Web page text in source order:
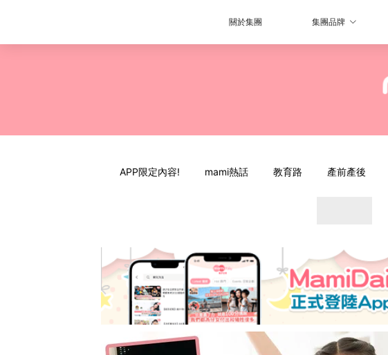
關於集團 集團品牌
APP限定內容! mami熱話 教育路 產前產後